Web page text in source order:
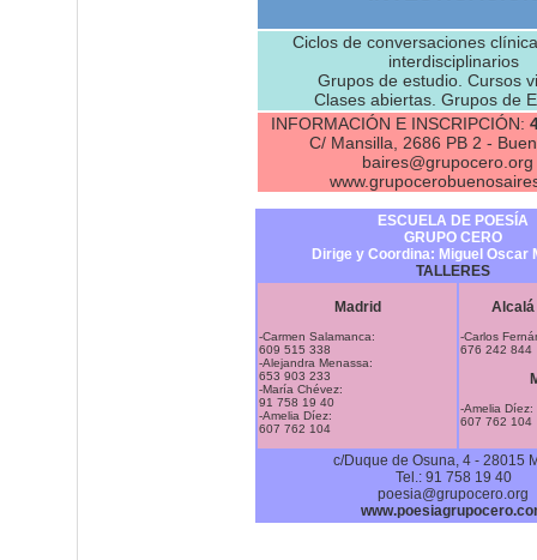
Ciclos de conversaciones
interdisciplinarios
Grupos de estudio. Cursos
Clases abiertas. Grupos de
INFORMACIÓN E INSCRIPCIÓN:
C/ Mansilla, 2686 PB 2 -
baires@grupocero.org
ESCUELA DE POESÍA
GRUPO CERO
Dirige y Coordina: Miguel Oscar
TALLERES
Madrid
-Carmen Salamanca:
609 515 338
-Alejandra Menassa:
653 903 233
-María Chévez:
91 758 19 40
-Amelia Díez:
607 762 104
Alcalá
-Carlos
676 242 844
-Amelia Díez:
607 762 104
c/Duque de Osuna, 4 - 28015
Tel.: 91 758 19 40
poesia@grupocero.org